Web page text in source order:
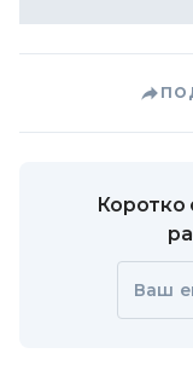
Коротко
Ваш